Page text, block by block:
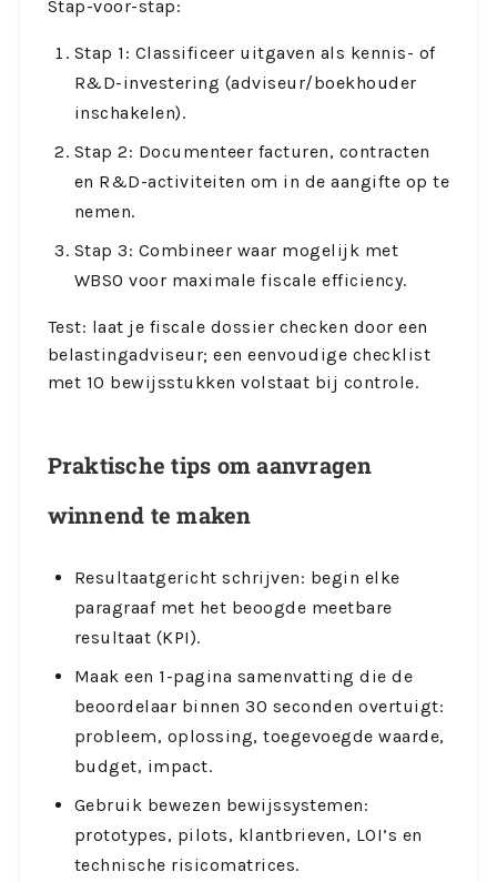
Stap-voor-stap:
Stap 1: Classificeer uitgaven als kennis- of
R&D-investering (adviseur/boekhouder
inschakelen).
Stap 2: Documenteer facturen, contracten
en R&D-activiteiten om in de aangifte op te
nemen.
Stap 3: Combineer waar mogelijk met
WBSO voor maximale fiscale efficiency.
Test: laat je fiscale dossier checken door een
belastingadviseur; een eenvoudige checklist
met 10 bewijsstukken volstaat bij controle.
Praktische tips om aanvragen
winnend te maken
Resultaatgericht schrijven: begin elke
paragraaf met het beoogde meetbare
resultaat (KPI).
Maak een 1-pagina samenvatting die de
beoordelaar binnen 30 seconden overtuigt:
probleem, oplossing, toegevoegde waarde,
budget, impact.
Gebruik bewezen bewijssystemen:
prototypes, pilots, klantbrieven, LOI’s en
technische risicomatrices.